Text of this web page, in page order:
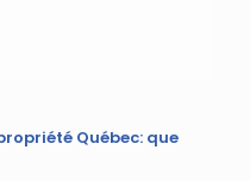
Québec: que